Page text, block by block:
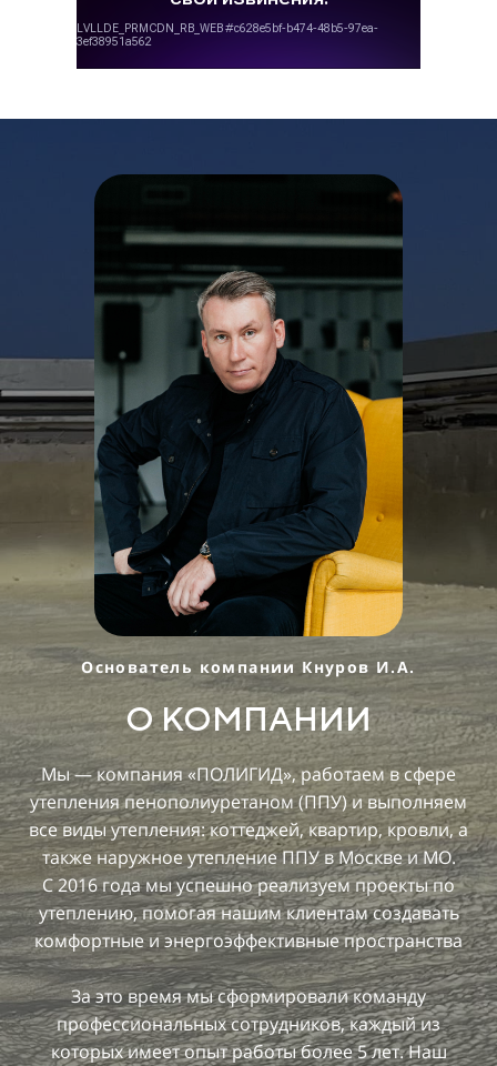
Основатель компании Кнуров И.А.
О КОМПАНИИ
Мы — компания «ПОЛИГИД», работаем в сфере
утепления пенополиуретаном (ППУ) и выполняем
все виды утепления: коттеджей, квартир, кровли, а
также наружное утепление ППУ в Москве и МО.
С 2016 года мы успешно реализуем проекты по
утеплению, помогая нашим клиентам создавать
комфортные и энергоэффективные пространства
За это время мы сформировали команду
профессиональных сотрудников, каждый из
которых имеет опыт работы более 5 лет. Наш